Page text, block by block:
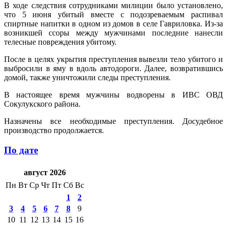
В ходе следствия сотрудниками милиции было установлено,
что 5 июня убитый вместе с подозреваемым распивал
спиртные напитки в одном из домов в селе Гавриловка. Из-за
возникшей ссоры между мужчинами последние нанесли
телесные повреждения убитому.
После в целях укрытия преступления вывезли тело убитого и
выбросили в яму в вдоль автодороги. Далее, возвратившись
домой, также уничтожили следы преступления.
В настоящее время мужчины водворены в ИВС ОВД
Сокулукского района.
Назначены все необходимые преступления. Досудебное
производство продолжается.
По дате
август 2026
Пн Вт Ср Чт Пт Сб Вс
1
2
3
4 5 6 7 8
9
10 11 12 13 14 15 16